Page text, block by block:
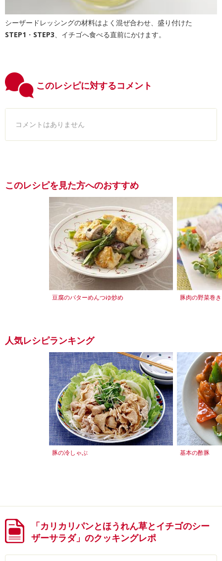
シーザードレッシングの材料はよく混ぜ合わせ、盛り付けた
STEP1 ・ STEP3、イチゴへ食べる直前にかけます。
このレシピに対するコメント
コメントはありません
このレシピを見た方へのおすすめ
豆腐のバターめんつゆ炒め 豚肉の野菜巻
人気レシピランキング
豚の冷しゃぶ 基本の酢豚
「カリカリパンとほうれん草とイチゴのシー
ザーサラダ」のクッキングレポ